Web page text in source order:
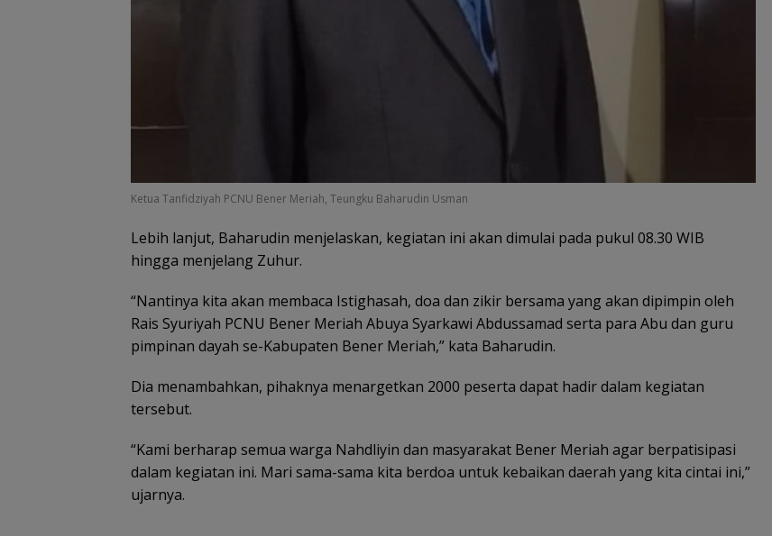
Ketua Tanfidziyah PCNU Bener Meriah, Teungku Baharudin Usman
Lebih lanjut, Baharudin menjelaskan, kegiatan ini akan dimulai pada pukul 08.30 WIB
hingga menjelang Zuhur.
“Nantinya kita akan membaca Istighasah, doa dan zikir bersama yang akan dipimpin oleh
Rais Syuriyah PCNU Bener Meriah Abuya Syarkawi Abdussamad serta para Abu dan guru
pimpinan dayah se-Kabupaten Bener Meriah,” kata Baharudin.
Dia menambahkan, pihaknya menargetkan 2000 peserta dapat hadir dalam kegiatan
tersebut.
“Kami berharap semua warga Nahdliyin dan masyarakat Bener Meriah agar berpatisipasi
dalam kegiatan ini. Mari sama-sama kita berdoa untuk kebaikan daerah yang kita cintai ini,”
ujarnya.